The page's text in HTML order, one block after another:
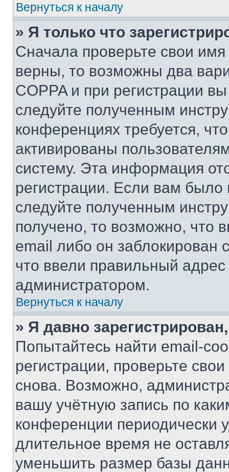
Вернуться к началу
» Я только что
Сначала проверьте свои
верны, то возможны два
COPPA и при регистрации
следуйте полученным
конференциях требуется,
активированы
систему. Эта информация
регистрации. Если вам
следуйте полученным
получено, то возможно, что
email либо он
что ввели правильный адрес
администратором.
Вернуться к началу
» Я давно
Попытайтесь найти email-
регистрации, проверьте
снова. Возможно,
вашу учётную запись по
конференции периодически
длительное время не
уменьшить размер базы